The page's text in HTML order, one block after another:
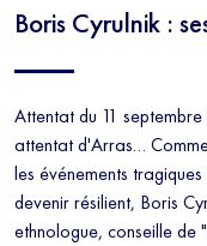
Boris Cyrulnik :
Attentat du 11
attentat d'Arras…
les événements
devenir résilient, Boris
ethnologue, conseille de